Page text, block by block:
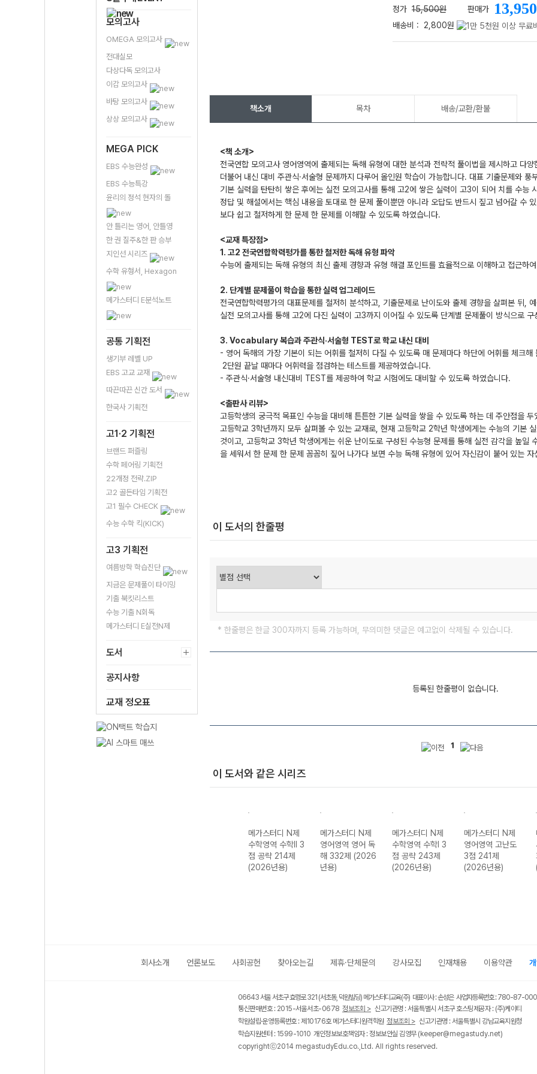
모의고사
OMEGA 모의고사
전대실모
다상다독 모의고사
이감 모의고사
바탕 모의고사
상상 모의고사
MEGA PICK
EBS 수능완성
EBS 수능특강
윤리의 정석 현자의 돌
안 틀리는 영어, 안틀영
한 권 질주&한 판 승부
지인선 시리즈
수학 유형서, Hexagon
메가스터디 E분석노트
공통 기획전
생기부 레벨 UP
EBS 고교 교재
따끈따끈 신간 도서
한국사 기획전
고1·2 기획전
브랜드 퍼즐링
수학 페어링 기획전
22개정 전략.ZIP
고2 골든타임 기획전
고1 필수 CHECK
수능 수학 킥(KICK)
고3 기획전
여름방학 학습진단
지금은 문제풀이 타이밍
기출 북킷리스트
수능 기출 N회독
메가스터디 E실전N제
도서
공지사항
교재 정오표
정가 15,500원 판매가 13,950
배송비 : 2,800원
책소개 목차 배송/교환/환불
<책 소개>
전국연합 모의고사 영어영역에 출제되는 독해 유형에 대한 분석과 전략적 풀이법을 제시하고 다
더불어 내신 대비 주관식·서술형 문제까지 다루어 올인원 학습이 가능합니다. 대표 기출문제와 풍
기본 실력을 탄탄히 쌓은 후에는 실전 모의고사를 통해 고2에 쌓은 실력이 고3이 되어 치를 수능
정답 및 해설에서는 핵심 내용을 토대로 한 문제 풀이뿐만 아니라 오답도 반드시 짚고 넘어갈 수
보다 쉽고 철저하게 한 문제 한 문제를 이해할 수 있도록 하였습니다.
<교재 특장점>
1. 고2 전국연합학력평가를 통한 철저한 독해 유형 파악
수능에 출제되는 독해 유형의 최신 출제 경향과 유형 해결 포인트를 효율적으로 이해하고 접근하
2. 단계별 문제풀이 학습을 통한 실력 업그레이드
전국연합학력평가의 대표문제를 철저히 분석하고, 기출문제로 난이도와 출제 경향을 살펴본 뒤,
실전 모의고사를 통해 고2에 다진 실력이 고3까지 이어질 수 있도록 단계별 문제풀이 방식으로 구
3. Vocabulary 복습과 주관식·서술형 TEST로 학교 내신 대비
- 영어 독해의 가장 기본이 되는 어휘를 철저히 다질 수 있도록 매 문제마다 하단에 어휘를 체크해
2단원 끝날 때마다 어휘력을 점검하는 테스트를 제공하였습니다.
- 주관식·서술형 내신대비 TEST를 제공하여 학교 시험에도 대비할 수 있도록 하였습니다.
<출판사 리뷰>
고등학생의 궁극적 목표인 수능을 대비해 튼튼한 기본 실력을 쌓을 수 있도록 하는 데 주안점을
고등학교 3학년까지 모두 살펴볼 수 있는 교재로, 현재 고등학교 2학년 학생에게는 수능의 기본
것이고, 고등학교 3학년 학생에게는 쉬운 난이도로 구성된 수능형 문제를 통해 실전 감각을 높일
을 세워서 한 문제 한 문제 꼼꼼히 짚어 나가다 보면 수능 독해 유형에 있어 자신감이 붙어 있는 자
이 도서의 한줄평
* 한줄평은 한글 300자까지 등록 가능하며, 무의미한 댓글은 예고없이 삭제될 수 있습니다.
등록된 한줄평이 없습니다.
1
이 도서와 같은 시리즈
메가스터디 N제
수학영역 수학II 3
점 공략 214제
(2026년용)
메가스터디 N제
영어영역 영어 독
해 332제 (2026
년용)
메가스터디 N제
수학영역 수학I 3
점 공략 243제
(2026년용)
메가스터디 N제
영어영역 고난도
3점 241제
(2026년용)
회사소개 언론보도 사회공헌 찾아오는길 제휴·단체문의 강사모집 인재채용 이용약관
06643 서울 서초구 효령로 321 (서초동, 덕원빌딩) 메가스터디교육(주) 대표이사 : 손성은 사업자등록번호 : 780-87-
통신판매번호 : 2015-서울서초-0678 정보조회 > 신고기관명 : 서울특별시 서초구 호스팅제공자 : (주)케이티
학원설립·운영등록번호 : 제10176호 메가스터디원격학원 정보조회 > 신고기관명 : 서울특별시 강남교육지원청
학습지원센터 : 1599-1010 개인정보보호책임자 : 정보보안실 김영무(keeper@megastudy.net)
copyrightⓒ2014 megastudyEdu.co.,Ltd. All rights reserved.